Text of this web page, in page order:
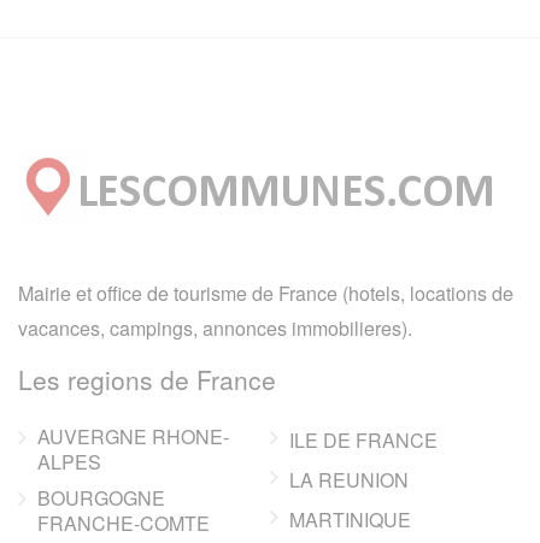
Mairie et office de tourisme de France (hotels, locations de
vacances, campings, annonces immobilieres).
Les regions de France
AUVERGNE RHONE-
ALPES
BOURGOGNE
FRANCHE-COMTE
ILE DE FRANCE
LA REUNION
MARTINIQUE